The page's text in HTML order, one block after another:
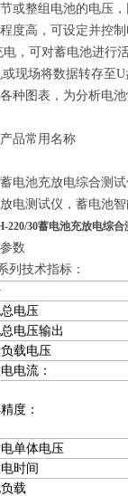
或整组电池的电压
度高，可设定并控
电，可对蓄电池进行
或现场将数据转存至
种图表，为分析电
常用名称
池充放电综合测试
电测试仪，蓄电池
220/30蓄电池充放电综合
数
列技术指标：
电压
电压输出
载电压
电流：
度：
单体电压
时间
载